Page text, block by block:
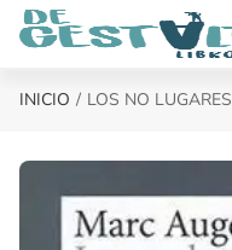
Saltar al contenido principal
INICIO LOS NO LUGARES